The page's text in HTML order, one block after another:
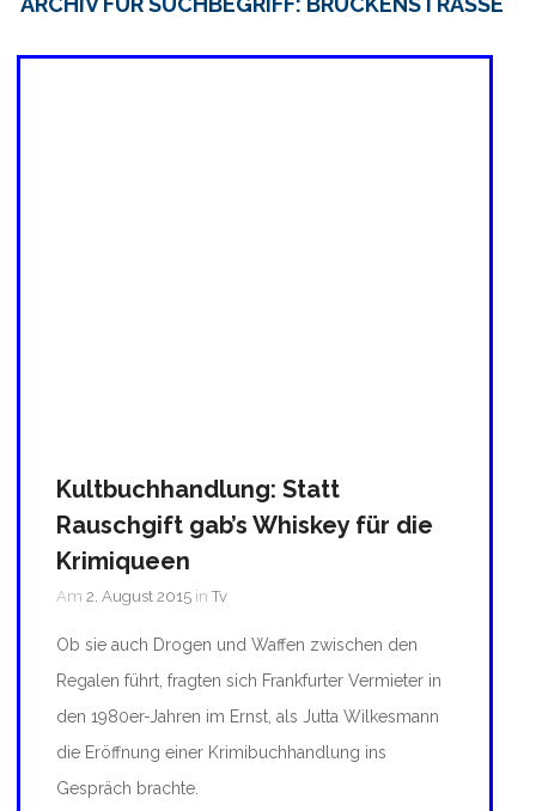
Kultbuchhandlung: Statt
Rauschgift gab’s Whiskey für die
Krimiqueen
Am 2. August 2015 inTv
Ob sie auch Drogen und Waffen zwischen den
Regalen führt, fragten sich Frankfurter Vermieter in
den 1980er-Jahren im Ernst, als Jutta Wilkesmann
die Eröffnung einer Krimibuchhandlung ins
Gespräch brachte.